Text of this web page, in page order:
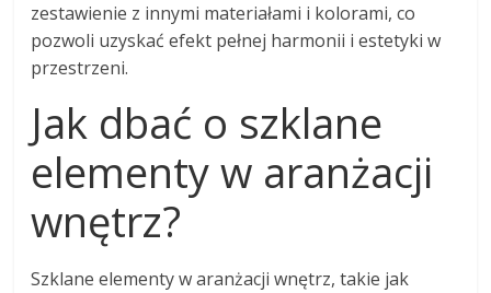
zestawienie z innymi materiałami i kolorami, co
pozwoli uzyskać efekt pełnej harmonii i estetyki w
przestrzeni.
Jak dbać o szklane
elementy w aranżacji
wnętrz?
Szklane elementy w aranżacji wnętrz, takie jak